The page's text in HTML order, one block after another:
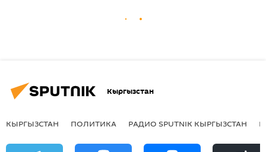
Кыргызстан
КЫРГЫЗСТАН ПОЛИТИКА РАДИО SPUTNIK КЫРГЫЗСТАН